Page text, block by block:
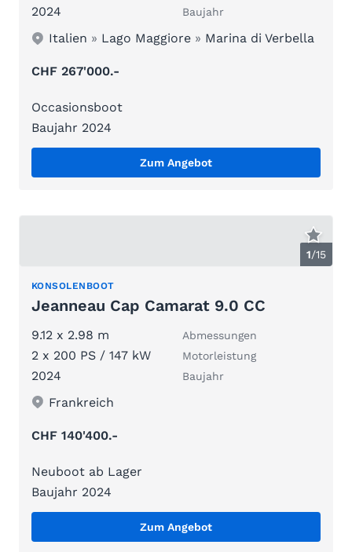
2024 Baujahr
Italien » Lago Maggiore » Marina di Verbella
CHF 267'000.-
Occasionsboot
Baujahr 2024
Zum Angebot
1/15
KONSOLENBOOT
Jeanneau Cap Camarat 9.0 CC
9.12 x 2.98 m Abmessungen
2 x 200 PS / 147 kW Motorleistung
2024 Baujahr
Frankreich
CHF 140'400.-
Neuboot ab Lager
Baujahr 2024
Zum Angebot